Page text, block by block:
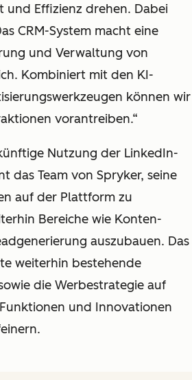
und Effizienz drehen. Dabei
CRM-System macht eine
und Verwaltung von
Kombiniert mit den KI-
können wir
vorantreiben.“
Nutzung der LinkedIn-
das Team von Spryker, seine
auf der Plattform zu
Bereiche wie Konten-
auszubauen. Das
weiterhin bestehende
die Werbestrategie auf
und Innovationen